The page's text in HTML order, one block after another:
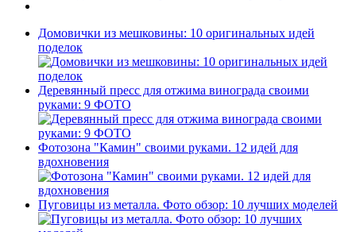
Домовички из мешковины: 10 оригинальных идей
поделок
Деревянный пресс для отжима винограда своими
руками: 9 ФОТО
Фотозона "Камин" своими руками. 12 идей для
вдохновения
Пуговицы из металла. Фото обзор: 10 лучших моделей